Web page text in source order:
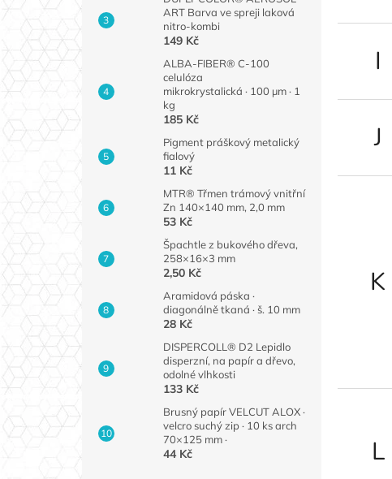
ART Barva ve spreji laková
nitro-kombi
149 Kč
ALBA-FIBER® C-100
celulóza
mikrokrystalická · 100 µm · 1
kg
185 Kč
Pigment práškový metalický
fialový
11 Kč
MTR® Třmen trámový vnitřní
Zn 140×140 mm, 2,0 mm
53 Kč
Špachtle z bukového dřeva,
258×16×3 mm
2,50 Kč
Aramidová páska ·
diagonálně tkaná · š. 10 mm
28 Kč
DISPERCOLL® D2 Lepidlo
disperzní, na papír a dřevo,
odolné vlhkosti
133 Kč
Brusný papír VELCUT ALOX ·
velcro suchý zip · 10 ks arch
70×125 mm ·
44 Kč
I
J
K
L